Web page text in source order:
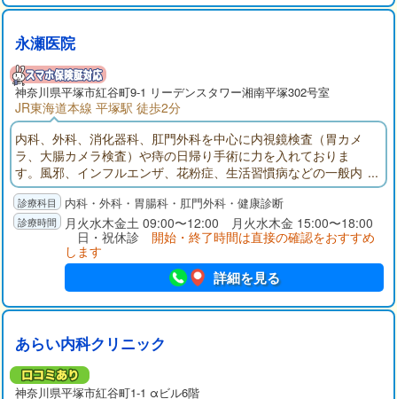
永瀬医院
神奈川県平塚市紅谷町9-1 リーデンスタワー湘南平塚302号室
JR東海道本線 平塚駅 徒歩2分
内科、外科、消化器科、肛門外科を中心に内視鏡検査（胃カメ
ラ、大腸カメラ検査）や痔の日帰り手術に力を入れておりま
す。風邪、インフルエンザ、花粉症、生活習慣病などの一般内
科疾患から、痔の日帰り手術の他、内視鏡専門医による苦痛の
少ない胃・大腸内視鏡検査を実施しており、2診体制でスムーズ
な診療を可能にし、かかりつけ医として患者様一人一人に対し
より良い治療をご提供しております。
内科・外科・胃腸科・肛門外科・健康診断
月火水木金土 09:00〜12:00 月火水木金 15:00〜18:00
日・祝休診 開始・終了時間は直接の確認をおすすめ
します
詳細を見る
あらい内科クリニック
神奈川県平塚市紅谷町1-1 αビル6階